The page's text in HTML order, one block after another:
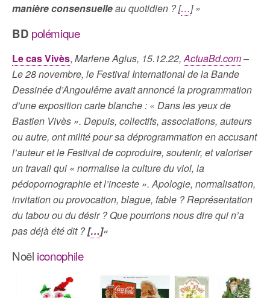
manière consensuelleau quotidien ? […] »
BD polémique
Le cas Vivès, Marlene Agius, 15.12.22,ActuaBd.com–
Le 28 novembre, le Festival International de la Bande
Dessinée d’Angoulême avait annoncé la programmation
d’une exposition carte blanche : « Dans les yeux de
Bastien Vivès ». Depuis, collectifs, associations, auteurs
ou autre, ont milité pour sa déprogrammation en accusant
l’auteur et le Festival de coproduire, soutenir, et valoriser
un travail qui « normalise la culture du viol, la
pédopornographie et l’inceste ». Apologie, normalisation,
invitation ou provocation, blague, fable ? Représentation
du tabou ou du désir ? Que pourrions nous dire qui n’a
pas déjà été dit ?[…]«
Noël iconophile